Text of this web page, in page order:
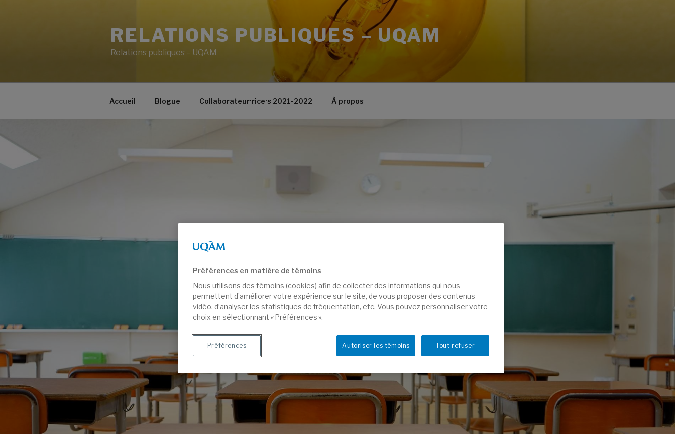
RELATIONS PUBLIQUES – UQAM
Relations publiques – UQAM
Accueil Blogue Collaborateur·rice·s 2021-2022 À propos
Préférences en matière de témoins
Nous utilisons des témoins (cookies) afin de collecter des informations qui nous
permettent d’améliorer votre expérience sur le site, de vous proposer des contenus
vidéo, d’analyser les statistiques de fréquentation, etc. Vous pouvez personnaliser votre
choix en sélectionnant « Préférences ».
Tout refuser
Autoriser les témoins
Préférences